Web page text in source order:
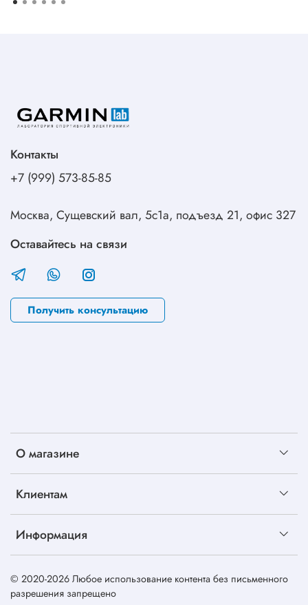
О магазине
Клиентам
Информация
Контакты
+7 (999) 573-85-85
Москва, Сущевский вал, 5с1а, подъезд 21, офис 327
Оставайтесь на связи
Получить консультацию
© 2020-2026 Любое использование контента без письменного
разрешения запрещено